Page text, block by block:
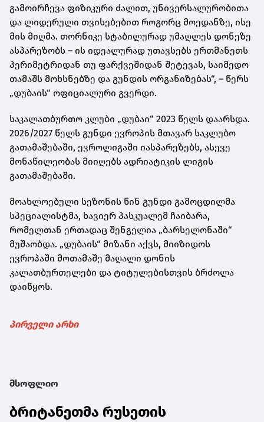
გამოირჩევა ფიზიკური ძალით, უნივერსალურობითა
და ლიდერული თვისებებით როგორც მოედანზე, ისე
მის მიღმა. თორნიკე სტაბილურად უმაღლეს დონეზე
ასპარეზობს – ის იდეალურად უთავსებს ერთმანეთს
პერიმეტრიდან თუ ფარქვეშიდან შეტევას, საიმედო
თამაშს მოხსნებზე და გუნდის ორგანიზებას“, – წერს
„დუბაის“ ოფიციალური გვერდი.
საკალათბურთო კლუბი „დუბაი“ 2023 წელს დაარსდა.
2026/2027 წელს გუნდი ევროპის მთავარ საკლუბო
გათამაშებაში, ევროლიგაში იასპარეზებს, ასევე
მონაწილეობას მიიღებს ადრიატიკის ლიგის
გათამაშებაში.
მოახლოებული სეზონის წინ გუნდი გამოცდილმა
სპეციალისტმა, ხავიერ პასკუალემ ჩაიბარა,
რომელთან ერთადაც შენგელია „ბარსელონაში“
მუშაობდა. „დუბაის“ მიზანი აქვს, მიიზიდოს
ევროპაში მოთამაშე მაღალი დონის
კალათბურთელები და ტიტულებისთვის ბრძოლა
დაიწყოს.
პირველი არხი
მსოფლიო
ბრიტანეთმა რუსეთის